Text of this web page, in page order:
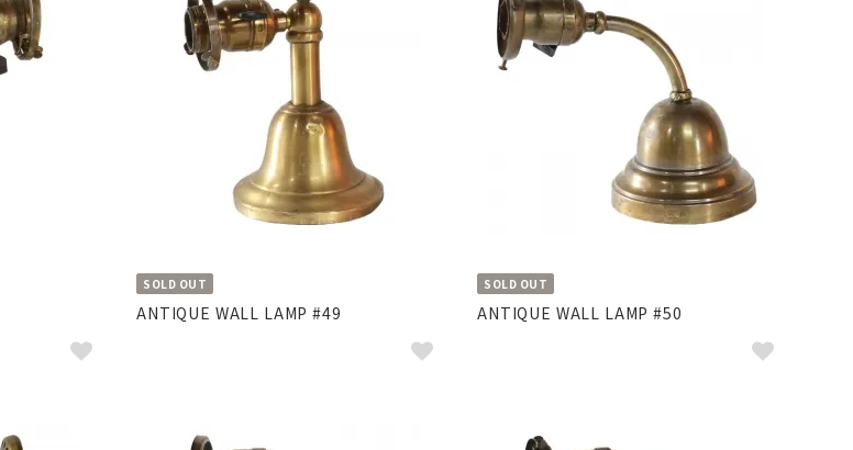
SOLD OUT
ANTIQUE WALL LAMP #49
SOLD OUT
ANTIQUE WALL LAMP #50